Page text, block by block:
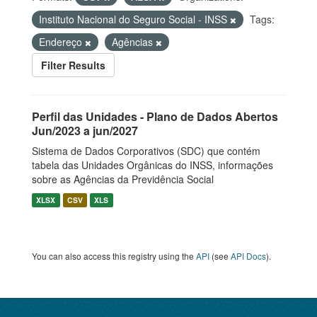
Instituto Nacional do Seguro Social - INSS
Tags:
Endereço
Agências
Filter Results
Perfil das Unidades - Plano de Dados Abertos
Jun/2023 a jun/2027
Sistema de Dados Corporativos (SDC) que contém
tabela das Unidades Orgânicas do INSS, informações
sobre as Agências da Previdência Social
XLSX CSV XLS
You can also access this registry using the API (see API Docs).